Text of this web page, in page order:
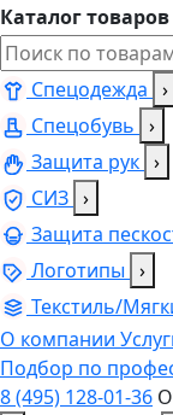
Каталог товаров
Спецодежда ›
Спецобувь ›
Защита рук ›
СИЗ ›
Защита
Логотипы ›
Текстиль/
О компании
Подбор по
8 (495) 128-01-36